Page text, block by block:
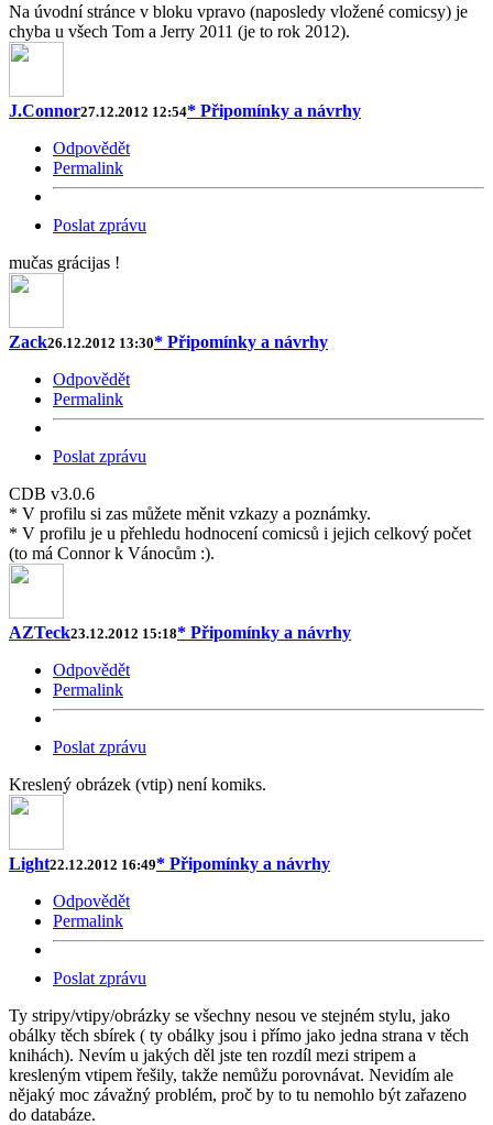
Na úvodní stránce v bloku vpravo (naposledy vložené comicsy) je
chyba u všech Tom a Jerry 2011 (je to rok 2012).
J.Connor27.12.2012 12:54* Připomínky a návrhy
Odpovědět
Permalink
Poslat zprávu
mučas grácijas !
Zack26.12.2012 13:30* Připomínky a návrhy
Odpovědět
Permalink
Poslat zprávu
CDB v3.0.6
* V profilu si zas můžete měnit vzkazy a poznámky.
* V profilu je u přehledu hodnocení comicsů i jejich celkový počet
(to má Connor k Vánocům :).
AZTeck23.12.2012 15:18* Připomínky a návrhy
Odpovědět
Permalink
Poslat zprávu
Kreslený obrázek (vtip) není komiks.
Light22.12.2012 16:49* Připomínky a návrhy
Odpovědět
Permalink
Poslat zprávu
Ty stripy/vtipy/obrázky se všechny nesou ve stejném stylu, jako
obálky těch sbírek ( ty obálky jsou i přímo jako jedna strana v těch
knihách). Nevím u jakých děl jste ten rozdíl mezi stripem a
kresleným vtipem řešily, takže nemůžu porovnávat. Nevidím ale
nějaký moc závažný problém, proč by to tu nemohlo být zařazeno
do databáze.